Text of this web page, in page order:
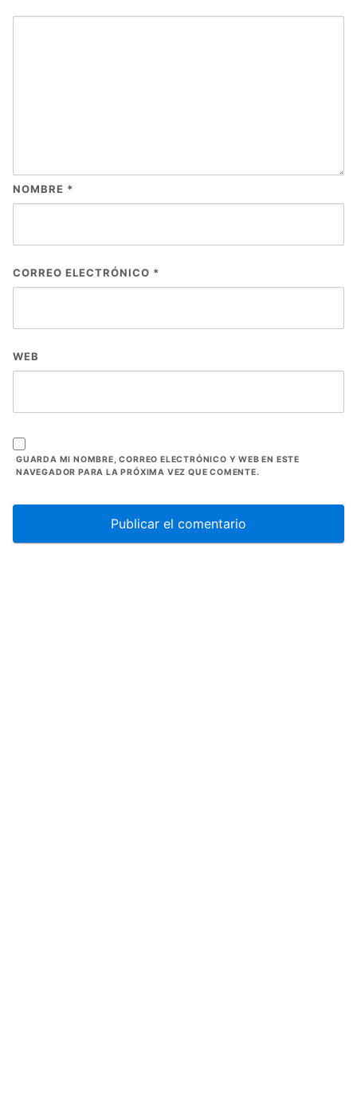
NOMBRE *
CORREO ELECTRÓNICO *
WEB
GUARDA MI NOMBRE, CORREO ELECTRÓNICO Y WEB EN ESTE
NAVEGADOR PARA LA PRÓXIMA VEZ QUE COMENTE.